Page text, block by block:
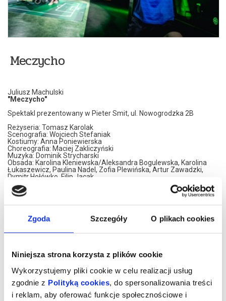
Zgoda Szczegóły O plikach cookies
Niniejsza strona korzysta z plików cookie
Wykorzystujemy pliki cookie w celu realizacji usług
zgodnie z Polityką cookies , do spersonalizowania treści
i reklam, aby oferować funkcje społecznościowe i
Meczycho
Juliusz Machulski
"Meczycho"
Spektakl prezentowany w Pieter Smit, ul. Nowogrodzka 2B
Reżyseria: Tomasz Karolak
Scenografia: Wojciech Stefaniak
Kostiumy: Anna Poniewierska
Choreografia: Maciej Zakliczyński
Muzyka: Dominik Strycharski
Obsada: Karolina Kleniewska/Aleksandra Bogulewska, Karolina
Łukaszewicz, Paulina Nadel, Zofia Plewińska, Artur Zawadzki,
Dymitr Hołówko, Filip Jacak
„Meczycho” to komedia napisana przez Juliusza
Machulskiego specjalnie dla Teatru Powszechnego w Łodzi –
Polskiego Centrum Komedii. Prapremiera odbędzie się w
spektaklu jest Tomasz Karolak.
W najnowszej komedii „Meczycho” Juliusz Machulski eksploruje
moja kolejna współczesna obyczajowa komedia, w której udział
biorą trzy pokolenia. A każda generacja z oczywistych powodów
ma różne podejście do życia” – mówi sam Machulski. Pretekstem
do zderzenia różnych wizji i światopoglądów staje się spotkanie
dziadków i rodziców 18-letniej Neli, która podczas rodzinnego
spotkania przedstawia najbliższym Aleks - swoją partnerkę. Tłem
fabuły jest mecz piłki nożnej. A„piłka nożna jest najważniejszą